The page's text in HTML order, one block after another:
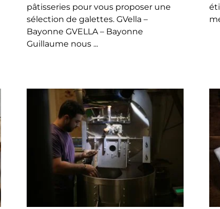
pâtisseries pour vous proposer une
sélection de galettes. GVella –
Bayonne GVELLA – Bayonne
Guillaume nous ...